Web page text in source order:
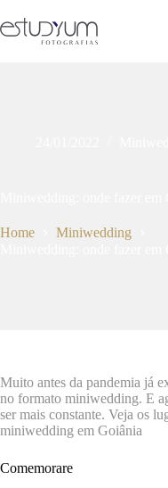
para
o
Home
Miniwedding
Muito antes da pandemia já
no formato miniwedding. E
ser mais constante. Veja os
miniwedding em Goiânia
Comemorare